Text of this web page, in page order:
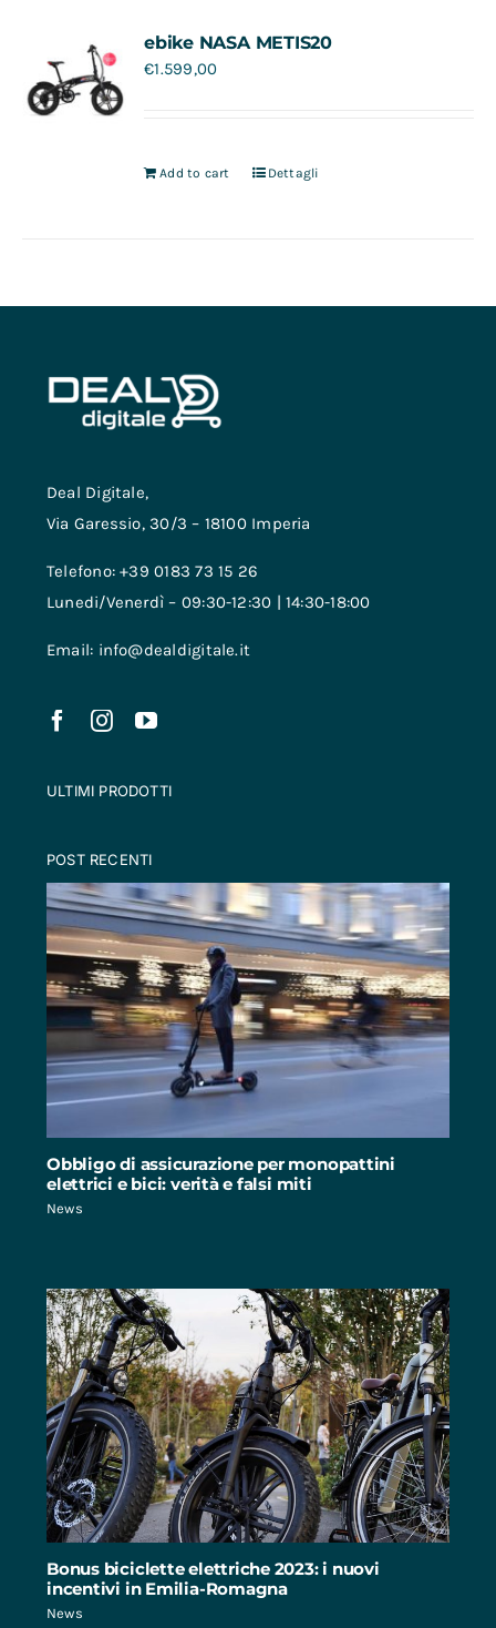
ebike NASA METIS20
€1.599,00
Add to cart Dettagli
Deal Digitale,
Via Garessio, 30/3 – 18100 Imperia
Telefono: +39 0183 73 15 26
Lunedi/Venerdì – 09:30-12:30 | 14:30-18:00
Email: info@dealdigitale.it
ULTIMI PRODOTTI
POST RECENTI
Obbligo di assicurazione per monopattini
elettrici e bici: verità e falsi miti
News
Bonus biciclette elettriche 2023: i nuovi
incentivi in Emilia-Romagna
News